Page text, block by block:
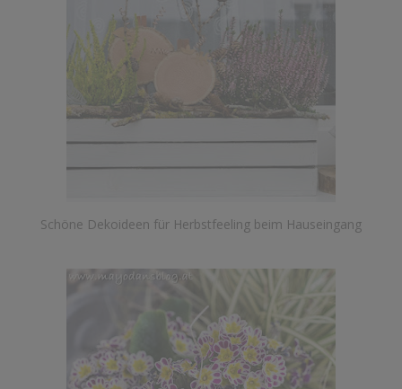
Schöne Dekoideen für Herbstfeeling beim Hauseingang